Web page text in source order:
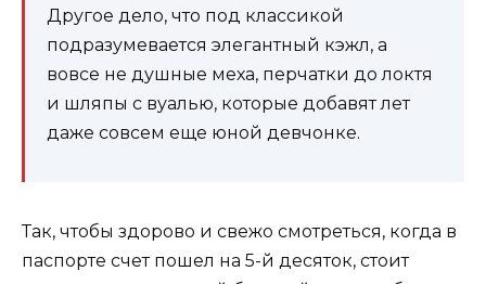
Другое дело, что под классикой
подразумевается элегантный кэжл, а
вовсе не душные меха, перчатки до локтя
и шляпы с вуалью, которые добавят лет
даже совсем еще юной девчонке.
Так, чтобы здорово и свежо смотреться, когда в
паспорте счет пошел на 5-й десяток, стоит